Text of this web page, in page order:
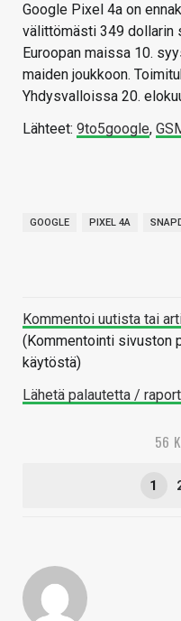
Google Pixel 4a on
välittömästi 349 dollarin
Euroopan maissa 10.
maiden joukkoon.
Yhdysvalloissa 20.
Lähteet: 9to5google,
GOOGLE PIXEL 4A
Kommentoi uutista tai
(Kommentointi sivuston
käytöstä)
Lähetä palautetta /
56
1